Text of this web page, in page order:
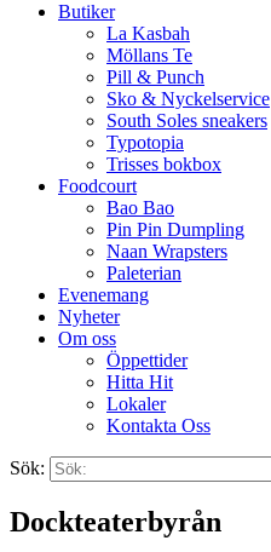
Butiker
La Kasbah
Möllans Te
Pill & Punch
Sko & Nyckelservice
South Soles sneakers
Typotopia
Trisses bokbox
Foodcourt
Bao Bao
Pin Pin Dumpling
Naan Wrapsters
Paleterian
Evenemang
Nyheter
Om oss
Öppettider
Hitta Hit
Lokaler
Kontakta Oss
Sök:
Dockteaterbyrån